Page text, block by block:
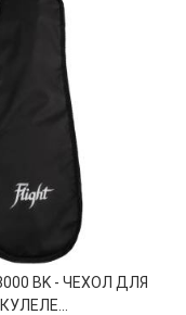
BK - ЧЕХОЛ ДЛЯ